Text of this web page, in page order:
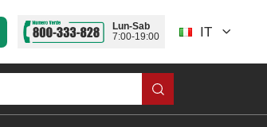
Lun-Sab
7:00-19:00
IT